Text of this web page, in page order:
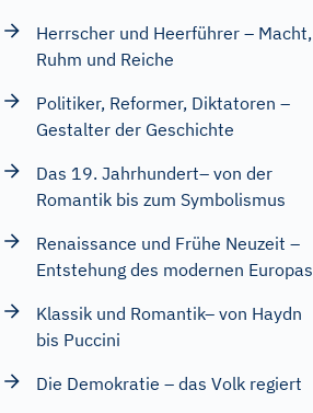
Herrscher und Heerführer – Macht,
Ruhm und Reiche
Politiker, Reformer, Diktatoren –
Gestalter der Geschichte
Das 19. Jahrhundert– von der
Romantik bis zum Symbolismus
Renaissance und Frühe Neuzeit –
Entstehung des modernen Europas
Klassik und Romantik– von Haydn
bis Puccini
Die Demokratie – das Volk regiert